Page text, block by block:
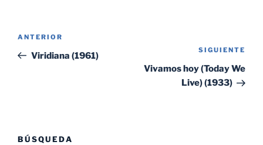
entradas
Entrada
anterior:
ANTERIOR
Viridiana (1961)
SIGUIENTE
Vivamos hoy (Today We
Live) (1933)
BÚSQUEDA